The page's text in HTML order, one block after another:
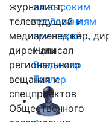
их высоким
требованиям
при такой…
Написал
Владимир
Таллер
журналист,
телеведущий и
медиаменеджер,
дирекции
регионального
вещания и
спецпроектов
Общественного